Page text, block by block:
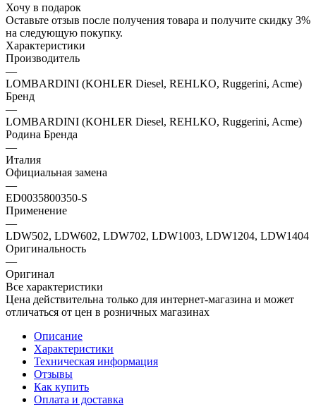
Хочу в подарок
Оставьте отзыв после получения товара и получите скидку 3%
на следующую покупку.
Характеристики
Производитель
—
LOMBARDINI (KOHLER Diesel, REHLKO, Ruggerini, Acme)
Бренд
—
LOMBARDINI (KOHLER Diesel, REHLKO, Ruggerini, Acme)
Родина Бренда
—
Италия
Официальная замена
—
ED0035800350-S
Применение
—
LDW502, LDW602, LDW702, LDW1003, LDW1204, LDW1404
Оригинальность
—
Оригинал
Все характеристики
Цена действительна только для интернет-магазина и может
отличаться от цен в розничных магазинах
Описание
Характеристики
Техническая информация
Отзывы
Как купить
Оплата и доставка